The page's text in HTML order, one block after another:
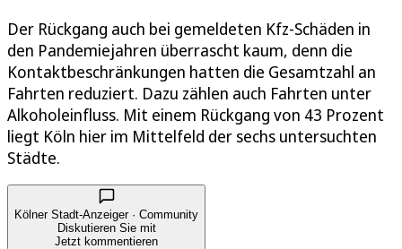
Der Rückgang auch bei gemeldeten Kfz-Schäden in
den Pandemiejahren überrascht kaum, denn die
Kontaktbeschränkungen hatten die Gesamtzahl an
Fahrten reduziert. Dazu zählen auch Fahrten unter
Alkoholeinfluss. Mit einem Rückgang von 43 Prozent
liegt Köln hier im Mittelfeld der sechs untersuchten
Städte.
Kölner Stadt-Anzeiger · Community
Diskutieren Sie mit
Jetzt kommentieren